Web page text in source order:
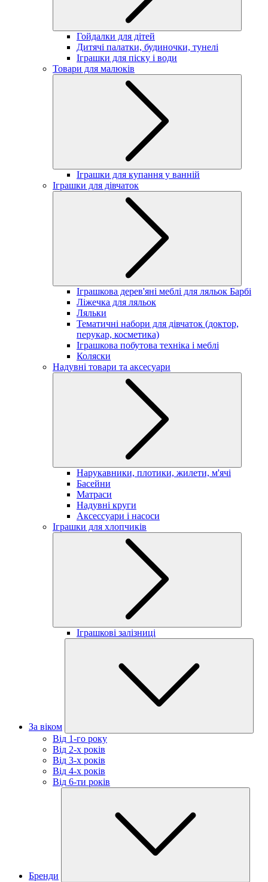
Гойдалки для дітей
Дитячі палатки, будиночки, тунелі
Іграшки для піску і води
Товари для малюків
Іграшки для купання у ванній
Іграшки для дівчаток
Іграшкова дерев'яні меблі для ляльок Барбі
Ліжечка для ляльок
Ляльки
Тематичні набори для дівчаток (доктор,
перукар, косметика)
Іграшкова побутова техніка і меблі
Коляски
Надувні товари та аксесуари
Нарукавники, плотики, жилети, м'ячі
Басейни
Матраси
Надувні круги
Аксессуари і насоси
Іграшки для хлопчиків
Іграшкові залізниці
За віком
Від 1-го року
Від 2-х років
Від 3-х років
Від 4-х років
Від 6-ти років
Бренди